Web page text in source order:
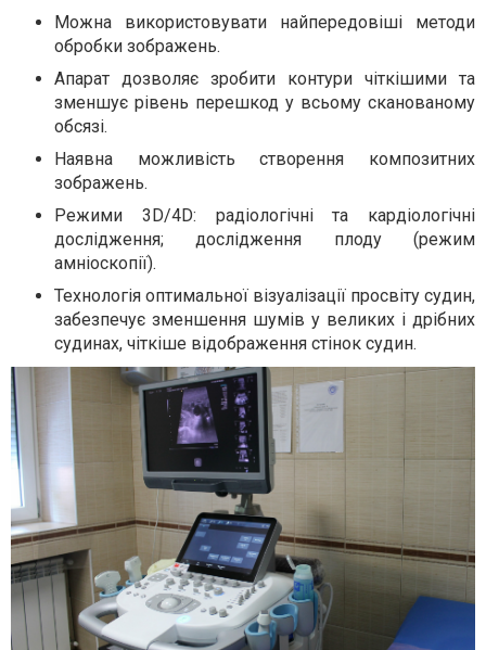
Можна використовувати найпередовіші методи
обробки зображень.
Апарат дозволяє зробити контури чіткішими та
зменшує рівень перешкод у всьому сканованому
обсязі.
Наявна можливість створення композитних
зображень.
Режими 3D/4D: радіологічні та кардіологічні
дослідження; дослідження плоду (режим
амніоскопії).
Технологія оптимальної візуалізації просвіту судин,
забезпечує зменшення шумів у великих і дрібних
судинах, чіткіше відображення стінок судин.